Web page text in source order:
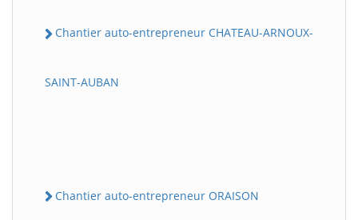
Chantier auto-entrepreneur CHATEAU-ARNOUX-
SAINT-AUBAN
Chantier auto-entrepreneur ORAISON